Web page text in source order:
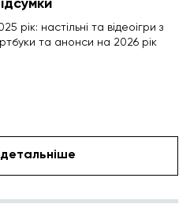
рік: настільні та відеоігри з
та анонси на 2026 рік